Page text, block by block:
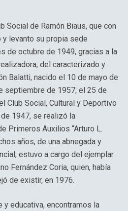
Social de Ramón Biaus, que con
levanto su propia sede
de octubre de 1949, gracias a la
del caracterizado y
Balatti, nacido el 10 de mayo de
septiembre de 1957; el 25 de
Club Social, Cultural y Deportivo
1947, se realizó la
Primeros Auxilios “Arturo L.
años, de una abnegada y
estuvo a cargo del ejemplar
Fernández Coria, quien, había
de existir, en 1976.
y educativa, encontramos la